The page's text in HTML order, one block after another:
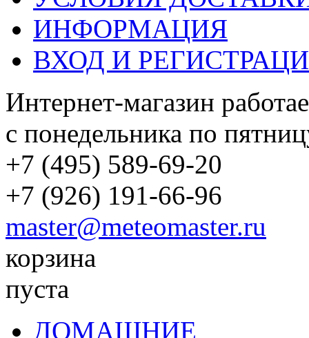
ИНФОРМАЦИЯ
ВХОД И
Интернет-магазин
с понедельника по
+7 (495) 589-69-20
+7 (926) 191-66-96
master@meteomaster.ru
корзина
пуста
ДОМАШНИЕ